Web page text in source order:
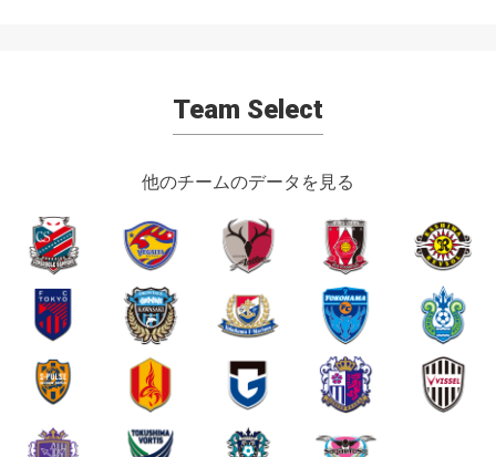
Team Select
他のチームのデータを見る